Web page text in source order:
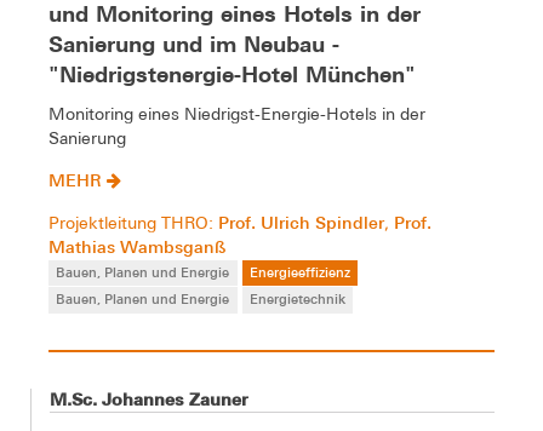
und Monitoring eines Hotels in der
Sanierung und im Neubau -
"Niedrigstenergie-Hotel München"
Monitoring eines Niedrigst-Energie-Hotels in der
Sanierung
MEHR
Projektleitung THRO: Prof. Ulrich Spindler, Prof.
Mathias Wambsganß
Bauen, Planen und Energie
Energieeffizienz
Bauen, Planen und Energie
Energietechnik
M.Sc. Johannes Zauner